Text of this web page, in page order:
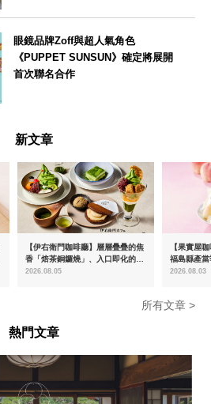
眼鏡品牌Zoff與超人氣角色
《PUPPET SUNSUN》確定將展開
首次聯名合作
新文章
【伊右衛門咖啡廳】層層疊疊的焦
香「焙茶銅鑼燒」、入口即化的
「宇治抹茶提拉米蘇」全新登場
2026.08.05
【果實屋
福島縣產
2026.08.03
所有文章 >
熱門文章